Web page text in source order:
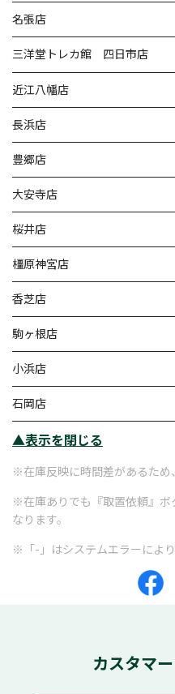
名張店
三洋堂トレカ館 四日市店
近江八幡店
長浜店
豊郷店
大安寺店
桜井店
橿原神宮店
香芝店
駒ヶ根店
小浜店
石岡店
▲表示を閉じる
※在庫反映に時間差があるため
※在庫ありでも『取置依頼』ボ
なります。
※「-」はシステムエラーにより
カスタマ